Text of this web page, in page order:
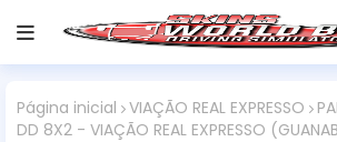
Página inicial VIAÇÃO REAL EXPRESSO
DD 8X2 - VIAÇÃO REAL EXPRESSO